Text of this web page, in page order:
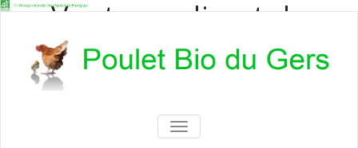
Vente en direct de
poulets bio
Vente en direct de poulets bio aux
particuliers et professionnels
TOGGLE
NAVIGATION